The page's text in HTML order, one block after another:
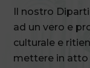
Il nostro
ad un vero e
culturale e
mettere in atto